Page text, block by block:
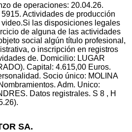
de operaciones: 20.04.26.
Actividades de producción
las disposiciones legales
de alguna de las actividades
social algún título profesional,
o inscripción en registros
de. Domicilio: LUGAR
Capital: 4.615,00 Euros.
Socio único: MOLINA
Adm. Unico:
Datos registrales. S 8 , H
SA.